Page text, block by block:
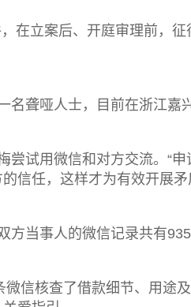
在立案后、开庭审理前，
名聋哑人士，目前在浙江嘉
尝试用微信和对方交流。“
任，这样才为有效开展矛
当事人的微信记录共有935
信核查了借款细节、用途